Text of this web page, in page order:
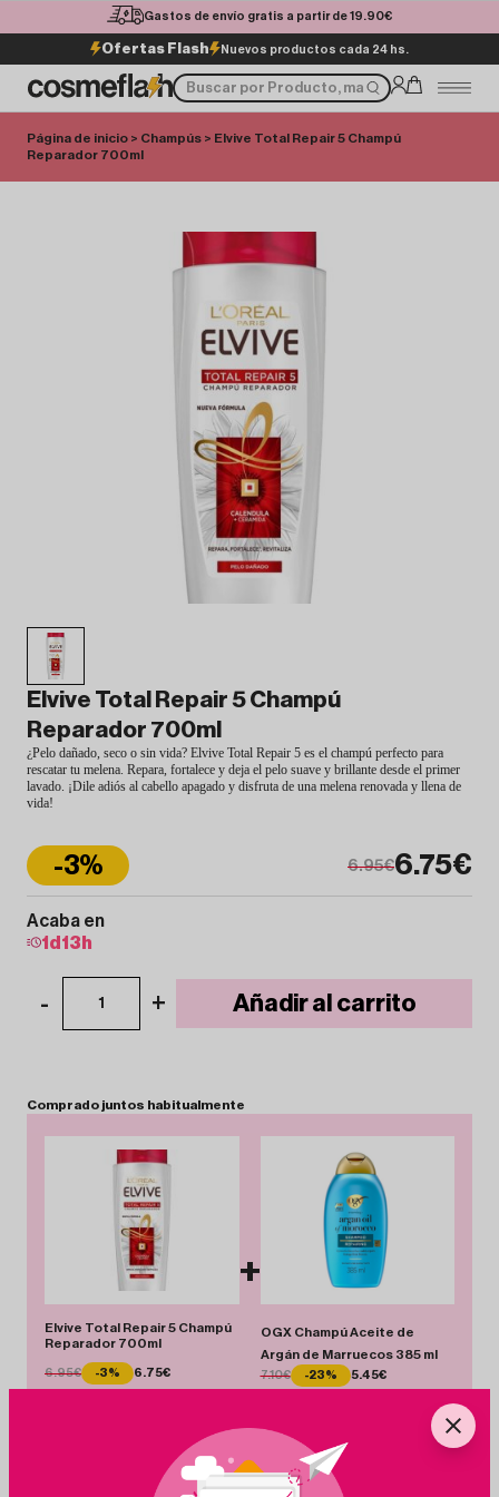
Gastos de envío gratis a partir de 19.90€
Ofertas Flash Nuevos productos cada 24 hs.
Página de inicio > Champús > Elvive Total Repair 5 Champú
Reparador 700ml
Elvive Total Repair 5 Champú
Reparador 700ml
¿Pelo dañado, seco o sin vida? Elvive Total Repair 5 es el champú perfecto para
rescatar tu melena. Repara, fortalece y deja el pelo suave y brillante desde el primer
lavado. ¡Dile adiós al cabello apagado y disfruta de una melena renovada y llena de
vida!
6.75€
-3% 6.95€
Acaba en
1 d 13 h
- 1 + Añadir al carrito
Comprado juntos habitualmente
Elvive Total Repair 5 Champú
Reparador 700ml
6.95€ -3% 6.75€
+
OGX Champú Aceite de
Argán de Marruecos 385 ml
7.10€ -23% 5.45€
Total 12.20 € Añadir Pack